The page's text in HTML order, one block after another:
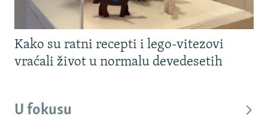
Kako su ratni recepti i lego-vitezovi
vraćali život u normalu devedesetih
U fokusu